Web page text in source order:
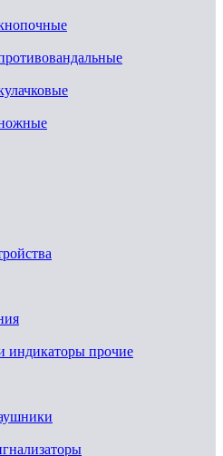
индикаторы прочие